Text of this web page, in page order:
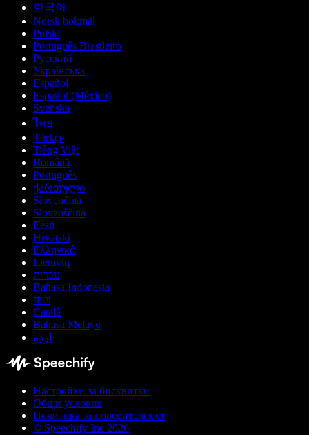
한국어
Norsk bokmål
Polski
Português Brasileiro
Русский
Українська
Español
Español (México)
Svenska
ไทย
Türkçe
Tiếng Việt
Română
Português
ქართული
Slovenčina
Slovenščina
Eesti
Hrvatski
Ελληνικά
Lietuvių
עברית
Bahasa Indonesia
বাংলা
Català
Bahasa Melayu
اردو
Настройки за бисквитки
Общи условия
Политика за поверителност
© Speechify Inc 2026